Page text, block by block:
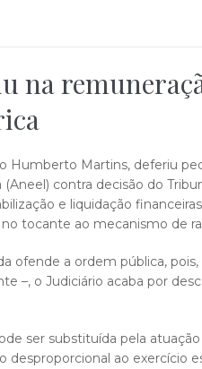
na
Humberto Martins, deferiu
contra decisão do
e liquidação
tocante ao mecanismo de
ofende a ordem pública, pois,
–, o Judiciário acaba por
ser substituída pela atuação
desproporcional ao exercício